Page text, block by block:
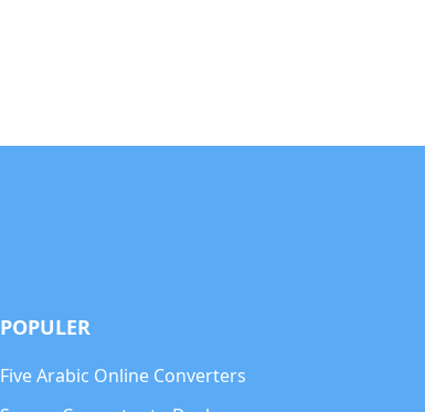
POPULER
Five Arabic Online Converters